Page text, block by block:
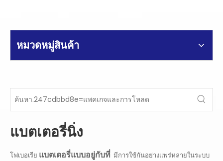
หมวดหมู่สินค้า
แบตเตอรี่นิ่ง
โฟเบอเรีย แบตเตอรี่แบบอยู่กับที่ มีการใช้กันอย่างแพร่หลายในระบบ